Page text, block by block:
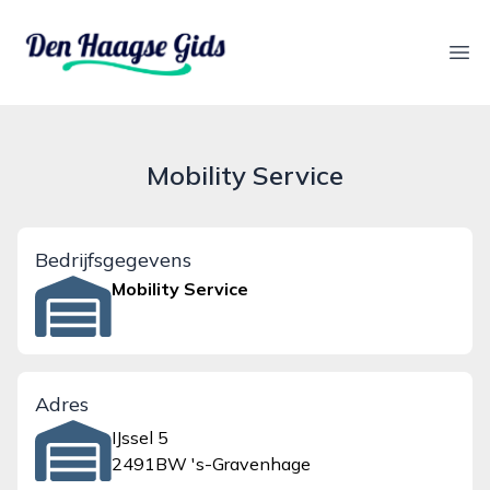
denhaagsegids.nl
Mobility Service
Bedrijfsgegevens
Mobility Service
Adres
IJssel 5
2491BW 's-Gravenhage